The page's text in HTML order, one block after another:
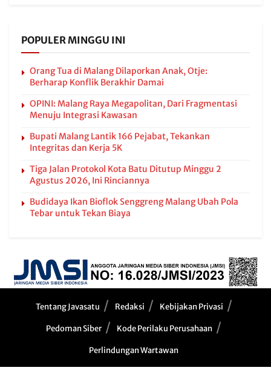
POPULER MINGGU INI
Orang Tua di Malang Dilaporkan Anak, Otje:
Berharap Konflik Berakhir Damai
OPINI: Malang Raya Megapolitan, Dari Fragmentasi
Menuju Integrasi Kawasan
Bupati Malang Lantik 166 Pejabat, Tekankan
Integritas dan Kerja 5K
Tiga Jalan Protokol Kota Batu Ditutup Minggu 2
Agustus 2026, Ini Rinciannya
Budidaya Ikan Bioflok Senggreng Malang Ubah Pola
Tebar untuk Tekan Biaya
Tentang Javasatu Redaksi Kebijakan Privasi
Pedoman Siber Kode Perilaku Perusahaan
Perlindungan Wartawan